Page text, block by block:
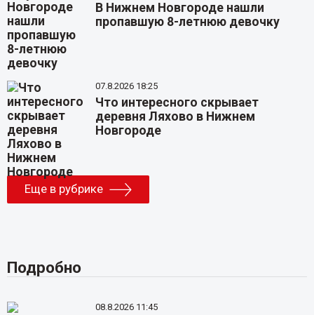
В Нижнем Новгороде нашли
пропавшую 8-летнюю девочку
07.8.2026 18:25
Что интересного скрывает
деревня Ляхово в Нижнем
Новгороде
Еще в рубрике
Подробно
08.8.2026 11:45